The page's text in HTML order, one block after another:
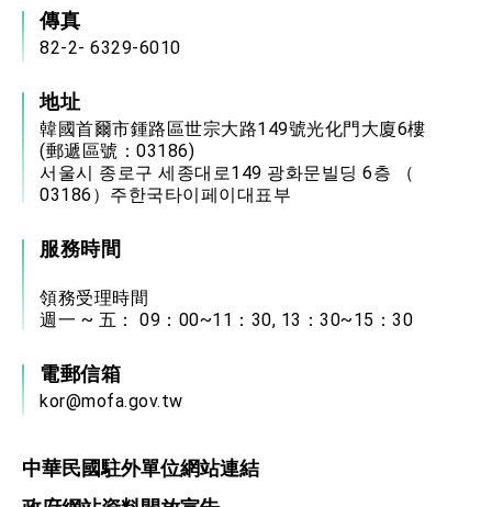
傳真
82-2- 6329-6010
地址
韓國首爾市鍾路區世宗大路149號光化門大廈6樓
(郵遞區號：03186)
서울시 종로구 세종대로149 광화문빌딩 6층 （
03186）주한국타이페이대표부
服務時間
領務受理時間
週一 ~ 五： 09：00~11：30, 13：30~15：30
電郵信箱
kor@mofa.gov.tw
中華民國駐外單位網站連結